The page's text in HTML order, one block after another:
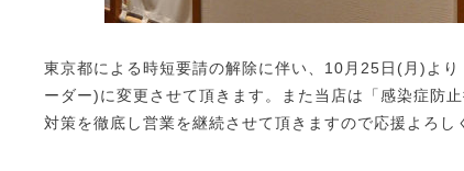
東京都による時短要請の解除に伴い、10月25日(月)よ
ーダー)に変更させて頂きます。また当店は「感染症防
対策を徹底し営業を継続させて頂きますので応援よろし